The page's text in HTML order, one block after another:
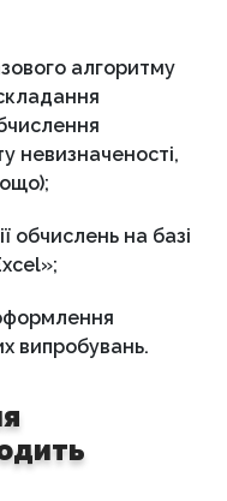
алгоритму
невизначеності,
обчислень на базі
випробувань.